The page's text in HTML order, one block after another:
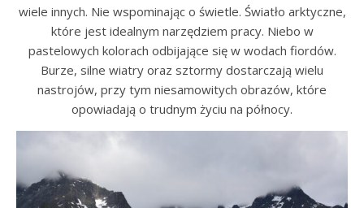
wiele innych. Nie wspominając o świetle. Światło arktyczne,
które jest idealnym narzędziem pracy. Niebo w
pastelowych kolorach odbijające się w wodach fiordów.
Burze, silne wiatry oraz sztormy dostarczają wielu
nastrojów, przy tym niesamowitych obrazów, które
opowiadają o trudnym życiu na północy.